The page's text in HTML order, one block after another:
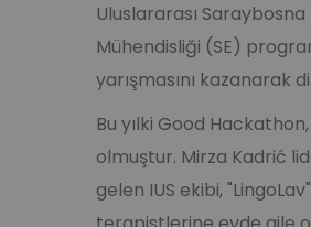
Uluslararası
Mühendisliği (SE)
yarışmasını
Bu yılki Good
olmuştur. Mirza Kadrić
gelen IUS ekibi,